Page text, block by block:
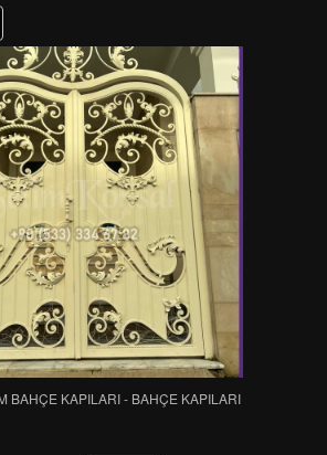
BAHÇE KAPILARI - BAHÇE KAPILARI